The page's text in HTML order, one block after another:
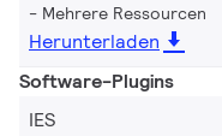
Mehrere Ressourcen
Herunterladen
Software-Plugins
IES